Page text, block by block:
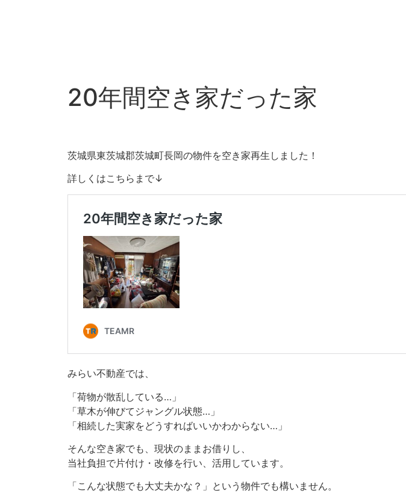
20年間空き家だった家
茨城県東茨城郡茨城町長岡の物件を空き家再生しました！
詳しくはこちらまで↓
みらい不動産では、
「荷物が散乱している…」
「草木が伸びてジャングル状態…」
「相続した実家をどうすればいいかわからない…」
そんな空き家でも、現状のままお借りし、
当社負担で片付け・改修を行い、活用しています。
「こんな状態でも大丈夫かな？」という物件でも構いません。